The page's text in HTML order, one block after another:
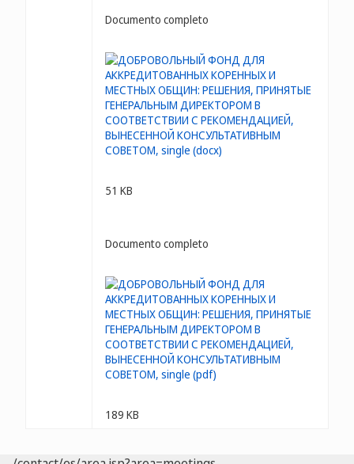
Documento completo
51 KB
Documento completo
189 KB